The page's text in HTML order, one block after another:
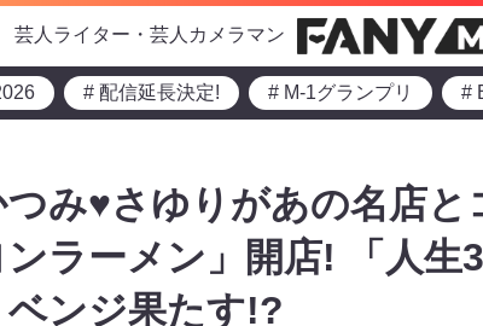
芸人ライター・芸人カメラマン
# 配信延長決定! # M-1グランプリ #
つみ♥さゆりがあの名店
ンラーメン」開店! 「人
ベンジ果たす!?